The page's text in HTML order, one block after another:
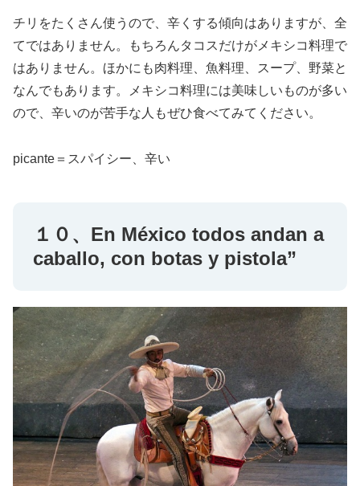
チリをたくさん使うので、辛くする傾向はありますが、全
てではありません。もちろんタコスだけがメキシコ料理で
はありません。ほかにも肉料理、魚料理、スープ、野菜と
なんでもあります。メキシコ料理には美味しいものが多い
ので、辛いのが苦手な人もぜひ食べてみてください。
picante＝スパイシー、辛い
１０、En México todos andan a
caballo, con botas y pistola”